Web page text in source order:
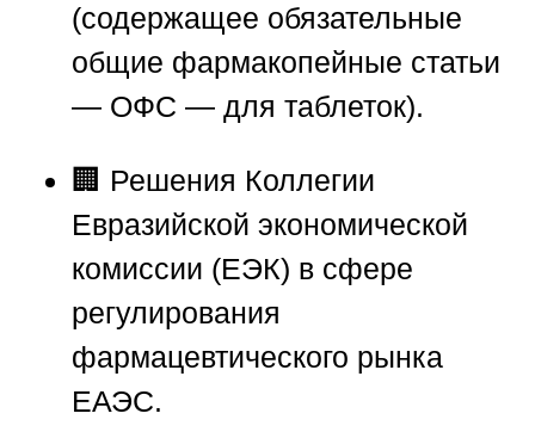
(содержащее обязательные
общие фармакопейные статьи
— ОФС — для таблеток).
🏢 Решения Коллегии
Евразийской экономической
комиссии (ЕЭК) в сфере
регулирования
фармацевтического рынка
ЕАЭС.